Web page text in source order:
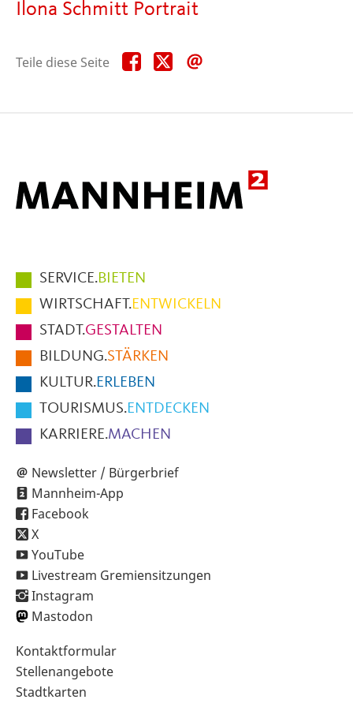
Ilona Schmitt Portrait
Teile diese Seite Teile
diese
Teile
diese
Hauptmenüpunkte
im
Fußbereich
der
Seite
SERVICE.BIETEN
WIRTSCHAFT.ENTWICKELN
STADT.GESTALTEN
BILDUNG.STÄRKEN
KULTUR.ERLEBEN
TOURISMUS.ENTDECKEN
KARRIERE.MACHEN
Newsletter / Bürgerbrief
Mannheim-App
Facebook
X
YouTube
Livestream Gremiensitzungen
Instagram
Mastodon
Sekundärnavigation
im
Fußbereich
Kontaktformular
Stellenangebote
Stadtkarten